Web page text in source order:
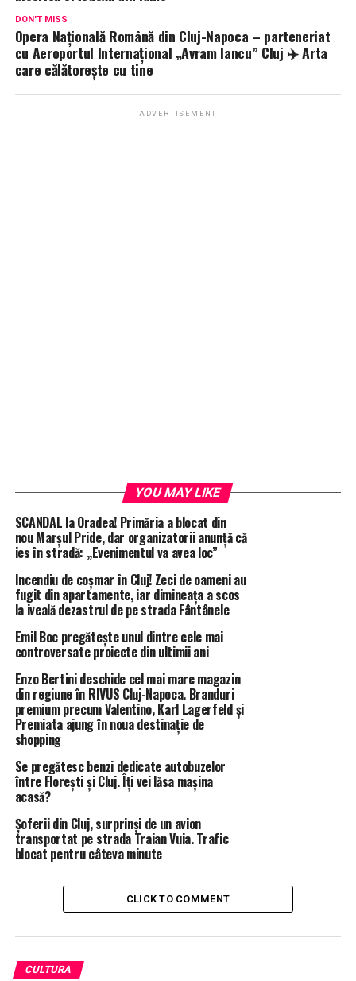
DON'T MISS
Opera Națională Română din Cluj-Napoca – parteneriat
cu Aeroportul Internațional „Avram Iancu” Cluj ✈️ Arta
care călătorește cu tine
ADVERTISEMENT
YOU MAY LIKE
SCANDAL la Oradea! Primăria a blocat din
nou Marșul Pride, dar organizatorii anunță că
ies în stradă: „Evenimentul va avea loc”
Incendiu de coșmar în Cluj! Zeci de oameni au
fugit din apartamente, iar dimineața a scos
la iveală dezastrul de pe strada Fântânele
Emil Boc pregătește unul dintre cele mai
controversate proiecte din ultimii ani
Enzo Bertini deschide cel mai mare magazin
din regiune în RIVUS Cluj-Napoca. Branduri
premium precum Valentino, Karl Lagerfeld și
Premiata ajung în noua destinație de
shopping
Se pregătesc benzi dedicate autobuzelor
între Florești și Cluj. Îți vei lăsa mașina
acasă?
Șoferii din Cluj, surprinși de un avion
transportat pe strada Traian Vuia. Trafic
blocat pentru câteva minute
CLICK TO COMMENT
CULTURA